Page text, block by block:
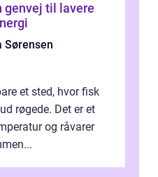
Sørensen
et sted, hvor fisk
røgede. Det er et
og råvarer